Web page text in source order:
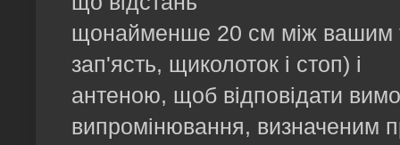
щонайменше 20 см між вашим
зап'ясть, щиколоток і стоп) і
антеною, щоб відповідати
випромінювання, визначеним